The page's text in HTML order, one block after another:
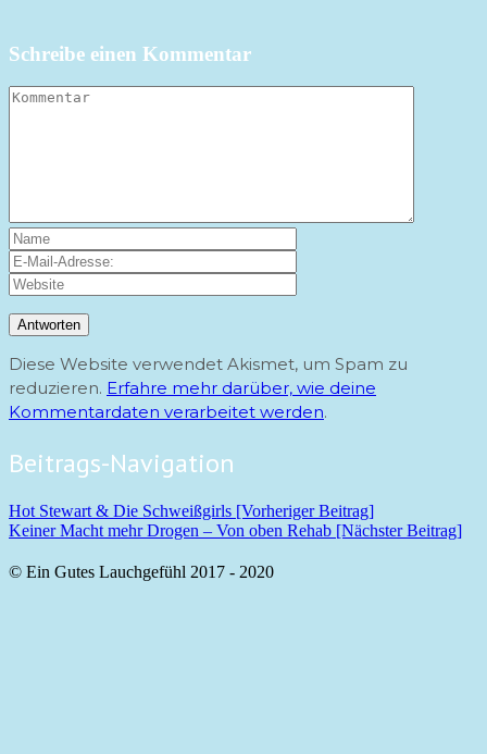
Schreibe einen Kommentar
Diese Website verwendet Akismet, um Spam zu
reduzieren. Erfahre mehr darüber, wie deine
Kommentardaten verarbeitet werden.
Beitrags-Navigation
Hot Stewart & Die Schweißgirls [Vorheriger Beitrag]
Keiner Macht mehr Drogen – Von oben Rehab [Nächster Beitrag]
© Ein Gutes Lauchgefühl 2017 - 2020